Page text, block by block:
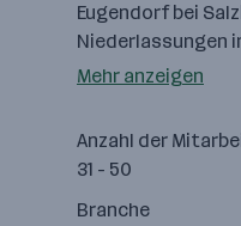
Eugendorf bei
Niederlassungen
Mehr anzeigen
Anzahl der
31 - 50
Branche